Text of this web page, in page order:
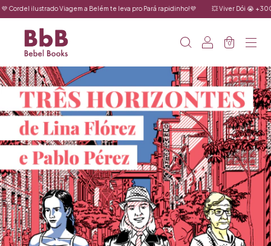
a Belém te leva pro Pará rapidinho!💜 💥 Viver Dói 😭 +300 tirinhas de
0